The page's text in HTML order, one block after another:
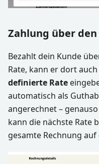
Zahlung über
Bezahlt dein Kunde
Rate, kann er dort
definierte Rate
automatisch als
angerechnet –
kann die nächste Rate
gesamte Rechnung